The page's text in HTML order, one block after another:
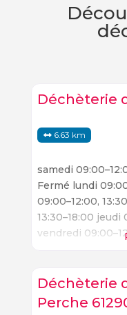
Déchèterie
6.63 km
samedi
Fermé lundi
09:00–12:00,
13:30–18:00 jeudi
vendredi
Déchèterie
Perche